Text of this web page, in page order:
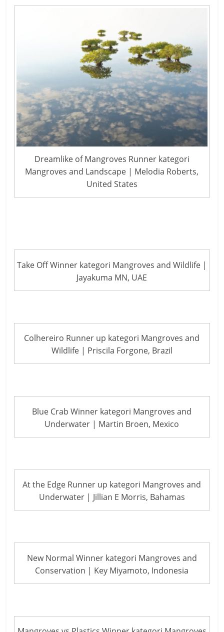
Dreamlike of Mangroves Runner kategori
Mangroves and Landscape | Melodia Roberts,
United States
Take Off Winner kategori Mangroves and Wildlife |
Jayakuma MN, UAE
Colhereiro Runner up kategori Mangroves and
Wildlife | Priscila Forgone, Brazil
Blue Crab Winner kategori Mangroves and
Underwater | Martin Broen, Mexico
At the Edge Runner up kategori Mangroves and
Underwater | Jillian E Morris, Bahamas
New Normal Winner kategori Mangroves and
Conservation | Key Miyamoto, Indonesia